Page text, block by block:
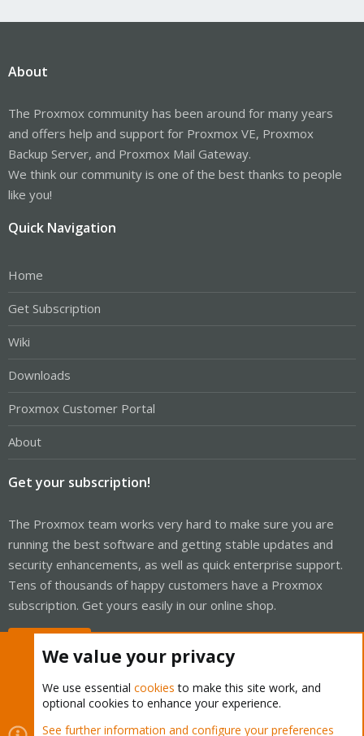
About
The Proxmox community has been around for many years
and offers help and support for Proxmox VE, Proxmox
Backup Server, and Proxmox Mail Gateway.
We think our community is one of the best thanks to people
like you!
Quick Navigation
Home
Get Subscription
Wiki
Downloads
Proxmox Customer Portal
About
Get your subscription!
The Proxmox team works very hard to make sure you are
running the best software and getting stable updates and
security enhancements, as well as quick enterprise support.
Tens of thousands of happy customers have a Proxmox
subscription. Get yours easily in our online shop.
Cookies Proxmox Support Forum - Light Mode
We value your privacy
We use essential cookies to make this site work, and
optional cookies to enhance your experience.
See further information and configure your preferences